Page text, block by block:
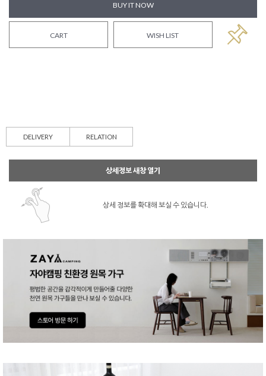
BUY IT NOW
CART WISH LIST
DELIVERY RELATION
상세정보 새창 열기
상세 정보를 확대해 보실 수 있습니다.